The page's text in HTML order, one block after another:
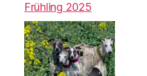
Frühling 2025